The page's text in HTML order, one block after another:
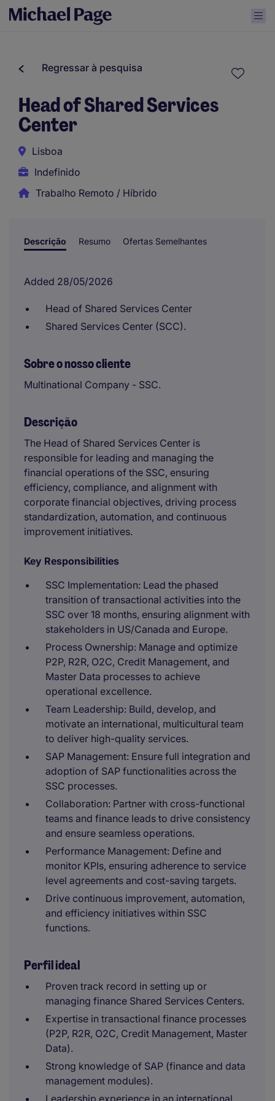
Regressar à pesquisa
Head of Shared Services
Center
Lisboa
Indefinido
Trabalho Remoto / Híbrido
Descrição Resumo Ofertas Semelhantes
Added 28/05/2026
Head of Shared Services Center
Shared Services Center (SCC).
Sobre o nosso cliente
Multinational Company - SSC.
Descrição
The Head of Shared Services Center is
responsible for leading and managing the
financial operations of the SSC, ensuring
efficiency, compliance, and alignment with
corporate financial objectives, driving process
standardization, automation, and continuous
improvement initiatives.
Key Responsibilities
SSC Implementation: Lead the phased
transition of transactional activities into the
SSC over 18 months, ensuring alignment with
stakeholders in US/Canada and Europe.
Process Ownership: Manage and optimize
P2P, R2R, O2C, Credit Management, and
Master Data processes to achieve
operational excellence.
Team Leadership: Build, develop, and
motivate an international, multicultural team
to deliver high-quality services.
SAP Management: Ensure full integration and
adoption of SAP functionalities across the
SSC processes.
Collaboration: Partner with cross-functional
teams and finance leads to drive consistency
and ensure seamless operations.
Performance Management: Define and
monitor KPIs, ensuring adherence to service
level agreements and cost-saving targets.
Drive continuous improvement, automation,
and efficiency initiatives within SSC
functions.
Perfil ideal
Proven track record in setting up or
managing finance Shared Services Centers.
Expertise in transactional finance processes
(P2P, R2R, O2C, Credit Management, Master
Data).
Strong knowledge of SAP (finance and data
management modules).
Leadership experience in an international